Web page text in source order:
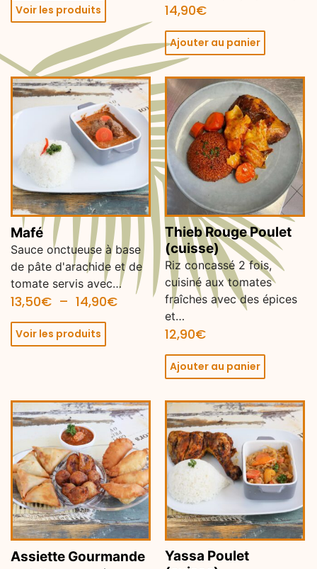
Voir les produits 14,90€
Ajouter au panier
Mafé
Sauce onctueuse à base
de pâte d'arachide et de
tomate servis avec…
13,50€ – 14,90€
Voir les produits
Thieb Rouge Poulet
(cuisse)
Riz concassé 2 fois,
cuisiné aux tomates
fraîches avec des épices
et…
12,90€
Ajouter au panier
Assiette Gourmande
Yassa Poulet